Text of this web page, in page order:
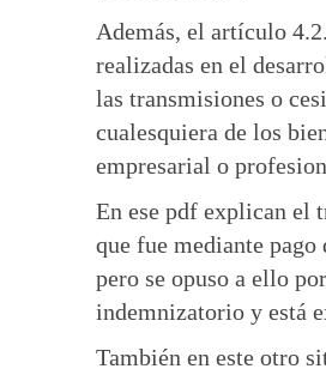
Además, el artículo
realizadas en el
las transmisiones o
cualesquiera de los
empresarial o
En ese pdf explican el
que fue mediante
pero se opuso a ello
indemnizatorio y está
También en este otro